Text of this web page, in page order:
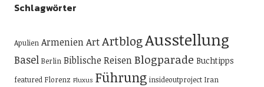
Schlagwörter
Apulien ArmenienArtArtblogAusstellung
Basel Berlin Biblische ReisenBlogparade Buchtipps
featured Florenz Fluxus Führung insideoutproject Iran